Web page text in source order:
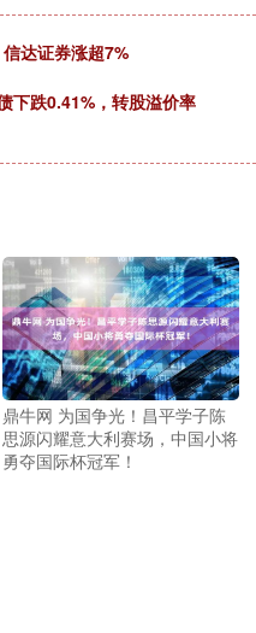
达证券涨超7%
下跌0.41%，转股溢价率
鼎牛网 为国争光！昌平学子陈
思源闪耀意大利赛场，中国小将
勇夺国际杯冠军！